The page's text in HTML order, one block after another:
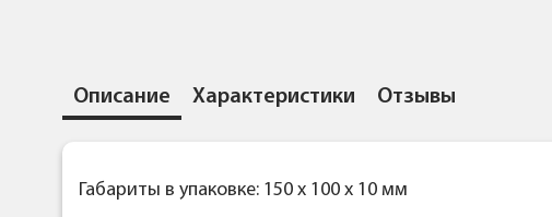
Описание Характеристики Отзывы
Габариты в упаковке: 150 x 100 x 10 мм